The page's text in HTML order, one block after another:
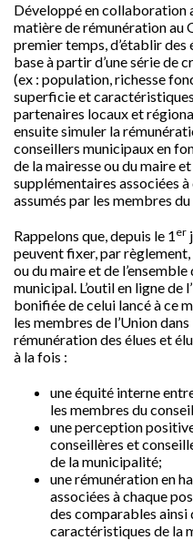
Développé en collaboration
matière de rémunération au
premier temps, d’établir
base à partir d’une série de
(ex : population, richesse
superficie et
partenaires locaux et
ensuite simuler la
conseillers municipaux en
de la mairesse ou du maire
supplémentaires associées
assumés par les membres
Rappelons que, depuis le 1 er
peuvent fixer, par
ou du maire et de
municipal. L’outil en ligne de
bonifiée de celui lancé à ce
les membres de l’Union
rémunération des élues et
à la fois :
une équité interne
les membres du
une perception
conseillères et
de la municipalité;
une rémunération en
associées à chaque
des comparables ainsi
caractéristiques de la